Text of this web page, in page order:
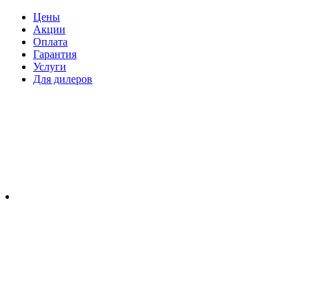
Цены
Акции
Оплата
Гарантия
Услуги
Для дилеров